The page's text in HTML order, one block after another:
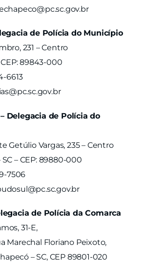
de Polícia do Município
231 – Centro
CEP: 89843-000
6613
Delegacia de Polícia do
Getúlio Vargas, 235 – Centro
– CEP: 89880-000
7506
de Polícia da Comarca
31-E,
Marechal Floriano Peixoto,
– SC, CEP 89801-020